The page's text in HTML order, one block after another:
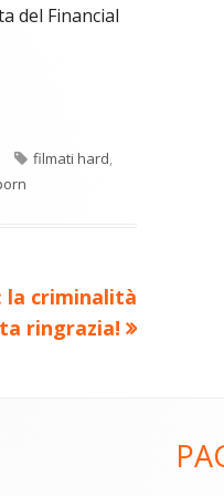
del Financial
Tag
filmati hard,
la criminalità
ringrazia!